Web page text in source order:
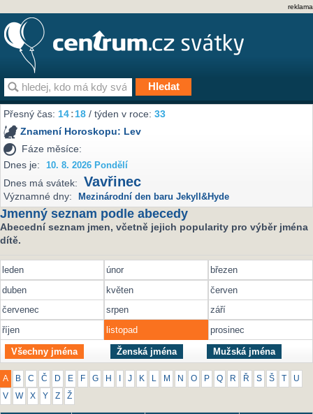
reklama
Přesný čas:14:18 / týden v roce:33
Znamení Horoskopu: Lev
Fáze měsíce:
Dnes je:
10. 8. 2026 Pondělí
Dnes má svátek: Vavřinec
Významné dny: Mezinárodní den baru Jekyll&Hyde
Jmenný seznam podle abecedy
Abecední seznam jmen, včetně jejich popularity pro výběr jména
dítě.
leden únor
březen
duben
květen
červen
červenec
srpen
září
říjen
listopad prosinec
Všechny jména Ženská jména Mužská jména
A B C Č D E F G H J K M N O P Q R Ř S Š U
V W X Y Z Ž